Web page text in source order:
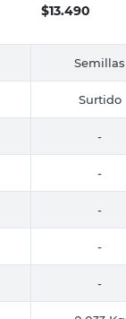
$13.490
Semillas
Surtido
-
-
-
-
-